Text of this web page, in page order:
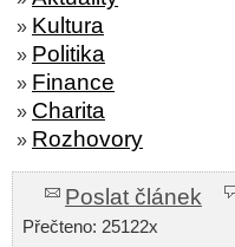
» Kultura
» Politika
» Finance
» Charita
» Rozhovory
Poslat článek
Přečteno: 25122x